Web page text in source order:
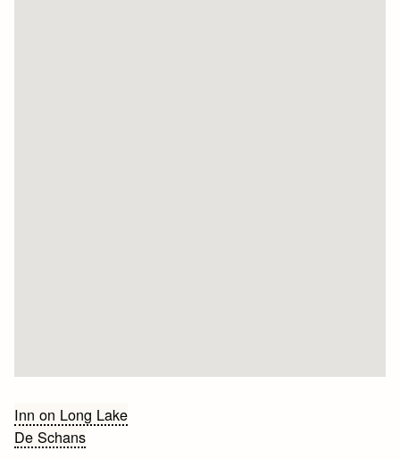
Bericht
navigatie
Inn on Long Lake
De Schans